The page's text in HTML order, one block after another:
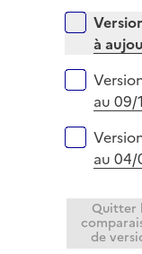
e
r
p
l
i
r
Versions
à
au 09/
au 04/
Quitter
de